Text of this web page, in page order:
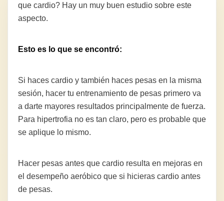
que cardio? Hay un muy buen estudio sobre este
aspecto.
Esto es lo que se encontró:
Si haces cardio y también haces pesas en la misma
sesión, hacer tu entrenamiento de pesas primero va
a darte mayores resultados principalmente de fuerza.
Para hipertrofia no es tan claro, pero es probable que
se aplique lo mismo.
Hacer pesas antes que cardio resulta en mejoras en
el desempeño aeróbico que si hicieras cardio antes
de pesas.